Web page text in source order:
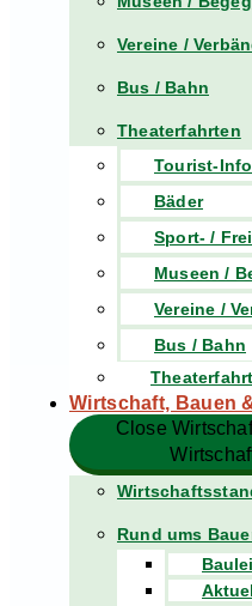
Vereine /
Bus / Bahn
Theaterfahrten
Tourist-
Bäder
Sport- /
Museen /
Vereine /
Bus / Bahn
Wirtschaft, Bauen
Rund ums